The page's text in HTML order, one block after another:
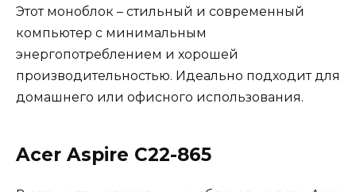
Этот моноблок – стильный и современный
компьютер с минимальным
энергопотреблением и хорошей
производительностью. Идеально подходит для
домашнего или офисного использования.
Acer Aspire C22-865